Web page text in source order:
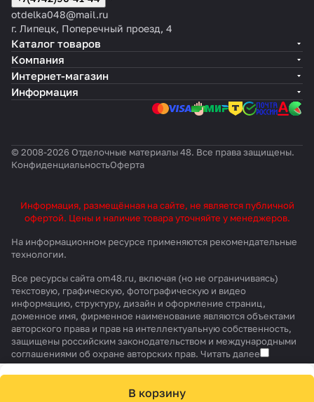
В корзину
otdelka048@mail.ru
г. Липецк, Поперечный проезд, 4
Каталог товаров
Компания
Интернет-магазин
Информация
© 2008-2026 Отделочные материалы 48. Все права защищены.
КонфиденциальностьОферта
Информация, размещённая на сайте, не является публичной
офертой. Цены и наличие товара уточняйте у менеджеров.
На информационном ресурсе применяются рекомендательные
технологии.
Все ресурсы сайта om48.ru, включая (но не ограничиваясь)
текстовую, графическую, фотографическую и видео
информацию, структуру, дизайн и оформление страниц,
доменное имя, фирменное наименование являются объектами
авторского права и прав на интеллектуальную собственность,
защищены российским законодательством и международными
соглашениями об охране авторских прав. Читать далее